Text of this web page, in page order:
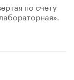
по счету